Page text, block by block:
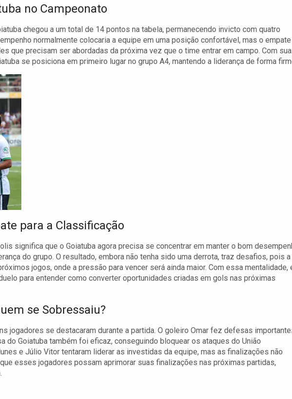
no Campeonato
chegou a um total de 14 pontos na tabela, permanecendo invicto com quatro
normalmente colocaria a equipe em uma posição confortável, mas o empate
que precisam ser abordadas da próxima vez que o time entrar em campo. Com sua
se posiciona em primeiro lugar no grupo A4, mantendo a liderança de forma
para a Classificação
significa que o Goiatuba agora precisa se concentrar em manter o bom
do grupo. O resultado, embora não tenha sido uma derrota, traz desafios, pois a
jogos, onde a pressão para vencer será ainda maior. Com essa mentalidade,
para entender como converter oportunidades criadas em gols nas próximas
se Sobressaiu?
jogadores se destacaram durante a partida. O goleiro Omar fez defesas
do Goiatuba também foi eficaz, conseguindo bloquear os ataques do União
e Júlio Vitor tentaram liderar as investidas da equipe, mas as finalizações não
esses jogadores possam aprimorar suas finalizações nas próximas partidas,